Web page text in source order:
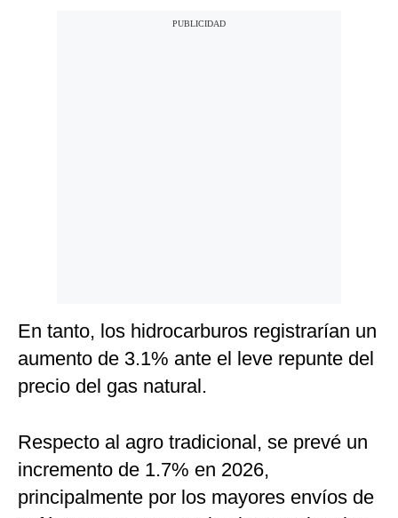
En tanto, los hidrocarburos registrarían un
aumento de 3.1% ante el leve repunte del
precio del gas natural.
Respecto al agro tradicional, se prevé un
incremento de 1.7% en 2026,
principalmente por los mayores envíos de